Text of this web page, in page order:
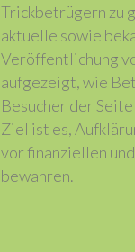
Trickbetrügern zu
aktuelle sowie
Veröffentlichung
aufgezeigt, wie
Besucher der
Ziel ist es,
vor finanziellen
bewahren.